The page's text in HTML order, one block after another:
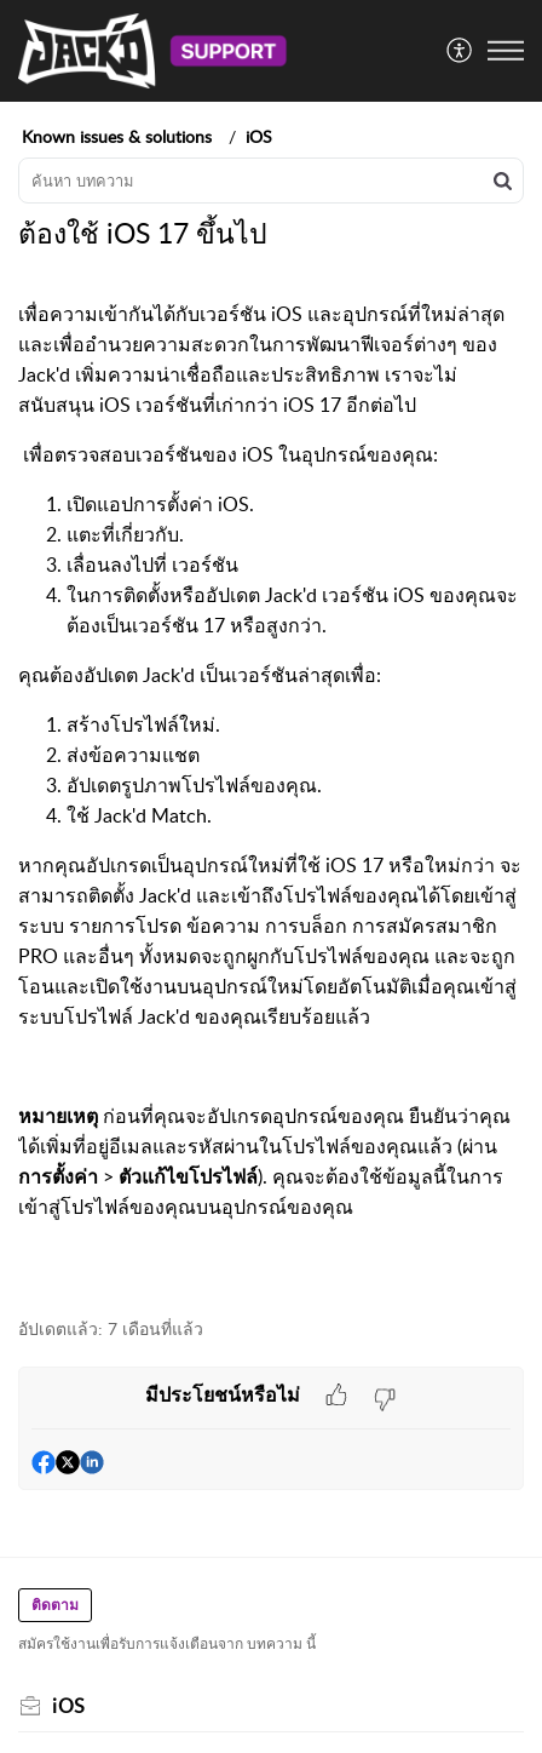
Known issues & solutions iOS
ต้องใช้ iOS 17 ขึ้นไป
เพื่อความเข้ากันได้กับเวอร์ชัน iOS และอุปกรณ์ที่ใหม่ล่าสุด
และเพื่ออำนวยความสะดวกในการพัฒนาฟีเจอร์ต่างๆ ของ
Jack'd เพิ่มความน่าเชื่อถือและประสิทธิภาพ เราจะไม่
สนับสนุน iOS เวอร์ชันที่เก่ากว่า iOS 17 อีกต่อไป
เพื่อตรวจสอบเวอร์ชันของ iOS ในอุปกรณ์ของคุณ:
เปิดแอปการตั้งค่า iOS.
แตะที่เกี่ยวกับ.
เลื่อนลงไปที่ เวอร์ชัน
ในการติดตั้งหรืออัปเดต Jack'd เวอร์ชัน iOS ของคุณจะ
ต้องเป็นเวอร์ชัน 17 หรือสูงกว่า.
คุณต้องอัปเดต Jack'd เป็นเวอร์ชันล่าสุดเพื่อ:
สร้างโปรไฟล์ใหม่.
ส่งข้อความแชต
อัปเดตรูปภาพโปรไฟล์ของคุณ.
ใช้ Jack'd Match.
หากคุณอัปเกรดเป็นอุปกรณ์ใหม่ที่ใช้ iOS 17 หรือใหม่กว่า จะ
สามารถติดตั้ง Jack'd และเข้าถึงโปรไฟล์ของคุณได้โดยเข้าสู่
ระบบ รายการโปรด ข้อความ การบล็อก การสมัครสมาชิก
PRO และอื่นๆ ทั้งหมดจะถูกผูกกับโปรไฟล์ของคุณ และจะถูก
โอนและเปิดใช้งานบนอุปกรณ์ใหม่โดยอัตโนมัติเมื่อคุณเข้าสู่
ระบบโปรไฟล์ Jack'd ของคุณเรียบร้อยแล้ว
หมายเหตุ ก่อนที่คุณจะอัปเกรดอุปกรณ์ของคุณ ยืนยันว่าคุณ
ได้เพิ่มที่อยู่อีเมลและรหัสผ่านในโปรไฟล์ของคุณแล้ว (ผ่าน
การตั้งค่า > ตัวแก้ไขโปรไฟล์). คุณจะต้องใช้ข้อมูลนี้ในการ
เข้าสู่โปรไฟล์ของคุณบนอุปกรณ์ของคุณ
อัปเดตแล้ว: 7 เดือนที่แล้ว
มีประโยชน์หรือไม่
ติดตาม
สมัครใช้งานเพื่อรับการแจ้งเตือนจาก บทความ นี้
iOS